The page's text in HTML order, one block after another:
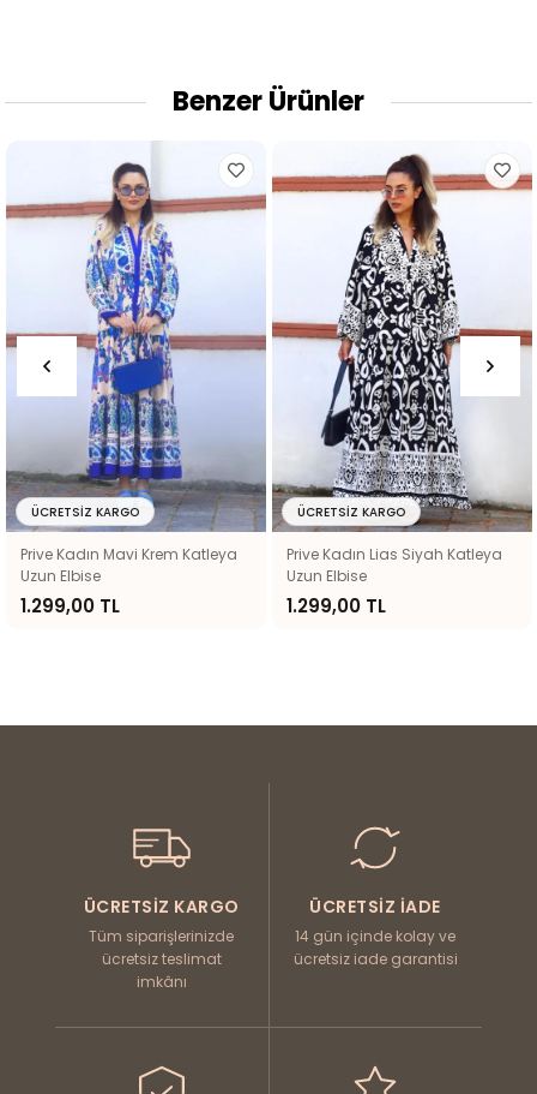
Benzer Ürünler
Prive Kadın Mavi Krem Katleya
Uzun Elbise
1.299,00 TL
ÜCRETSIZ KARGO
Prive Kadın Lias Siyah Katleya
Uzun Elbise
1.299,00 TL
ÜCRETSIZ KARGO
ÜCRETSIZ KARGO
Tüm siparişlerinizde
ücretsiz teslimat
imkânı
ÜCRETSIZ İADE
14 gün içinde kolay ve
ücretsiz iade garantisi